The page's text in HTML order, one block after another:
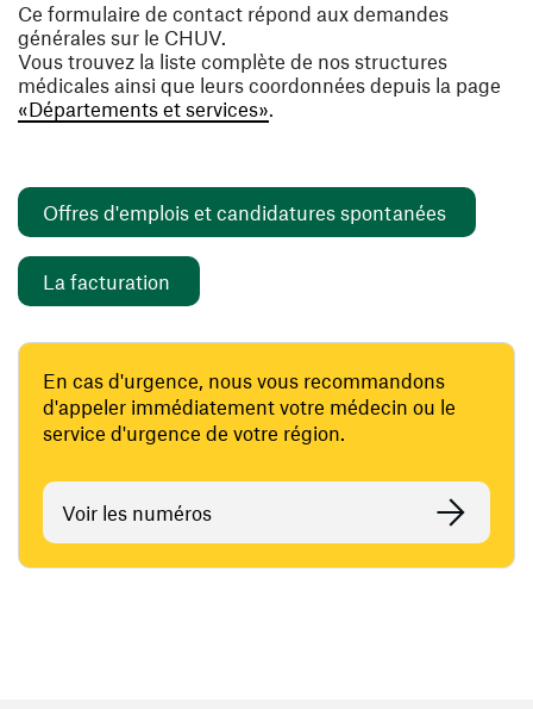
Ce formulaire de contact répond aux demandes
générales sur le CHUV.
Vous trouvez la liste complète de nos structures
médicales ainsi que leurs coordonnées depuis la page
«Départements et services».
Offres d'emplois et candidatures spontanées
La facturation
En cas d'urgence, nous vous recommandons
d'appeler immédiatement votre médecin ou le
service d'urgence de votre région.
Voir les numéros